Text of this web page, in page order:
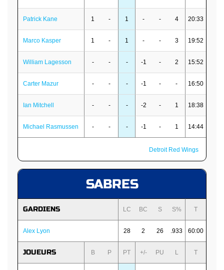
Patrick Kane 1 - 1 - - 4 20:33
Marco Kasper 1 - 1 - - 3 19:52
William Lagesson - - - -1 - 2 15:52
Carter Mazur - - - -1 - - 16:50
Ian Mitchell - - - -2 - 1 18:38
Michael Rasmussen - - - -1 - 1 14:44
Detroit Red Wings
SABRES
GARDIENS LC BC S S% T
Alex Lyon 28 2 26 .933 60:00
JOUEURS B P PT +/- PU L T